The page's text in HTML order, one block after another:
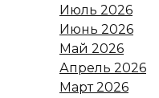
Июль 2026
Июнь 2026
Май 2026
Апрель 2026
Март 2026